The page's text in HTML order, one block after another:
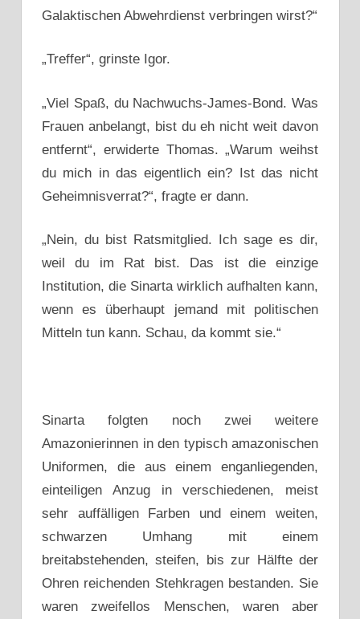
Galaktischen Abwehrdienst verbringen wirst?“
„Treffer“, grinste Igor.
„Viel Spaß, du Nachwuchs-James-Bond. Was
Frauen anbelangt, bist du eh nicht weit davon
entfernt“, erwiderte Thomas. „Warum weihst
du mich in das eigentlich ein? Ist das nicht
Geheimnisverrat?“, fragte er dann.
„Nein, du bist Ratsmitglied. Ich sage es dir,
weil du im Rat bist. Das ist die einzige
Institution, die Sinarta wirklich aufhalten kann,
wenn es überhaupt jemand mit politischen
Mitteln tun kann. Schau, da kommt sie.“
Sinarta folgten noch zwei weitere
Amazonierinnen in den typisch amazonischen
Uniformen, die aus einem enganliegenden,
einteiligen Anzug in verschiedenen, meist
sehr auffälligen Farben und einem weiten,
schwarzen Umhang mit einem
breitabstehenden, steifen, bis zur Hälfte der
Ohren reichenden Stehkragen bestanden. Sie
waren zweifellos Menschen, waren aber